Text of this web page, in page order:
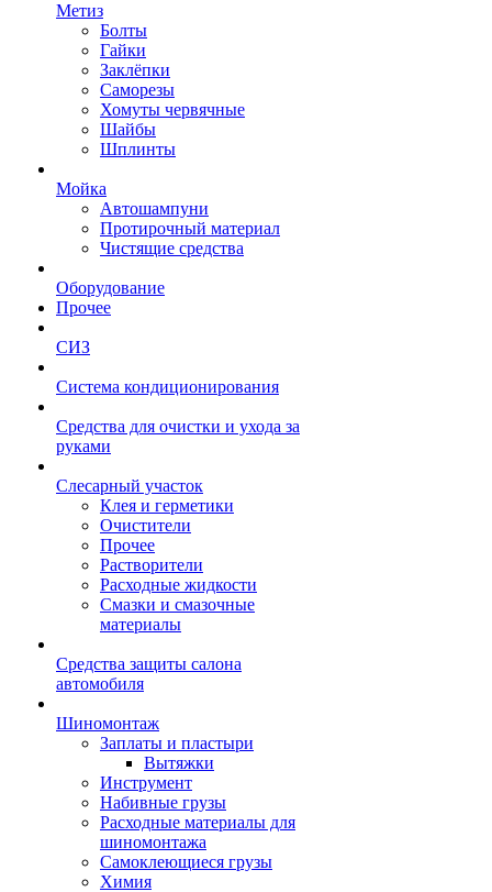
Метиз
Болты
Гайки
Заклёпки
Саморезы
Хомуты червячные
Шайбы
Шплинты
Мойка
Автошампуни
Протирочный материал
Чистящие средства
Оборудование
Прочее
СИЗ
Система кондиционирования
Средства для очистки и ухода за
руками
Слесарный участок
Клея и герметики
Очистители
Прочее
Растворители
Расходные жидкости
Смазки и смазочные
материалы
Средства защиты салона
автомобиля
Шиномонтаж
Заплаты и пластыри
Вытяжки
Инструмент
Набивные грузы
Расходные материалы для
шиномонтажа
Самоклеющиеся грузы
Химия